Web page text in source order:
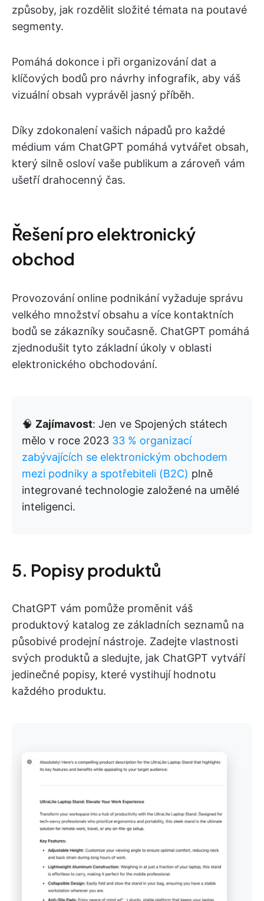
způsoby, jak rozdělit složité témata na poutavé
segmenty.
Pomáhá dokonce i při organizování dat a
klíčových bodů pro návrhy infografik, aby váš
vizuální obsah vyprávěl jasný příběh.
Díky zdokonalení vašich nápadů pro každé
médium vám ChatGPT pomáhá vytvářet obsah,
který silně osloví vaše publikum a zároveň vám
ušetří drahocenný čas.
Řešení pro elektronický
obchod
Provozování online podnikání vyžaduje správu
velkého množství obsahu a více kontaktních
bodů se zákazníky současně. ChatGPT pomáhá
zjednodušit tyto základní úkoly v oblasti
elektronického obchodování.
🧠 Zajímavost: Jen ve Spojených státech
mělo v roce 2023 33 % organizací
zabývajících se elektronickým obchodem
mezi podniky a spotřebiteli (B2C) plně
integrované technologie založené na umělé
inteligenci.
5. Popisy produktů
ChatGPT vám pomůže proměnit váš
produktový katalog ze základních seznamů na
působivé prodejní nástroje. Zadejte vlastnosti
svých produktů a sledujte, jak ChatGPT vytváří
jedinečné popisy, které vystihují hodnotu
každého produktu.